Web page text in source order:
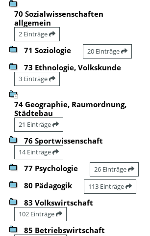
70 Sozialwissenschaften
allgemein
2 Einträge
71 Soziologie 20 Einträge
73 Ethnologie, Volkskunde
3 Einträge
74 Geographie, Raumordnung,
Städtebau
21 Einträge
76 Sportwissenschaft
14 Einträge
77 Psychologie 26 Einträge
80 Pädagogik 113 Einträge
83 Volkswirtschaft
102 Einträge
85 Betriebswirtschaft